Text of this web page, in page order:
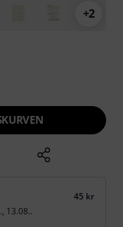
+2
45 kr
13.08..